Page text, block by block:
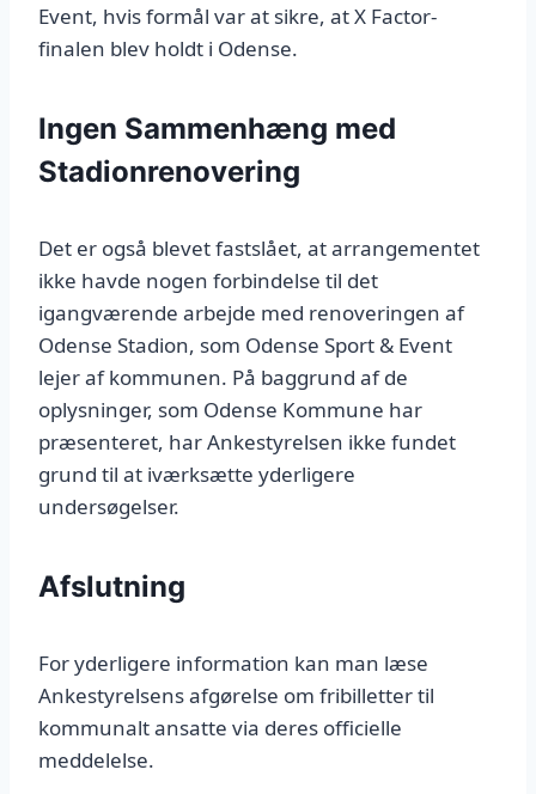
Event, hvis formål var at sikre, at X Factor-
finalen blev holdt i Odense.
Ingen Sammenhæng med
Stadionrenovering
Det er også blevet fastslået, at arrangementet
ikke havde nogen forbindelse til det
igangværende arbejde med renoveringen af
Odense Stadion, som Odense Sport & Event
lejer af kommunen. På baggrund af de
oplysninger, som Odense Kommune har
præsenteret, har Ankestyrelsen ikke fundet
grund til at iværksætte yderligere
undersøgelser.
Afslutning
For yderligere information kan man læse
Ankestyrelsens afgørelse om fribilletter til
kommunalt ansatte via deres officielle
meddelelse.